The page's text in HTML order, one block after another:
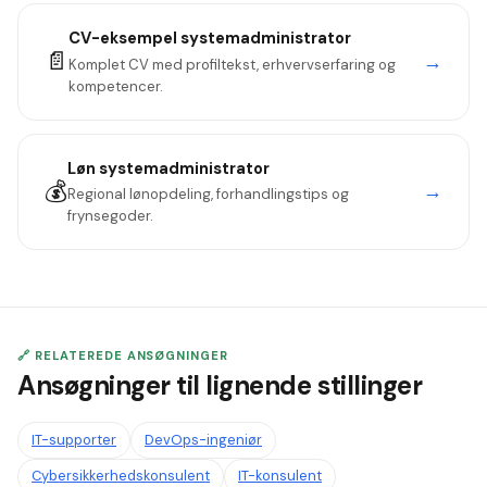
📄
CV-eksempel systemadministrator
Komplet CV med profiltekst, erhvervserfaring og
kompetencer.
→
💰
Løn systemadministrator
Regional lønopdeling, forhandlingstips og
frynsegoder.
→
🔗 RELATEREDE ANSØGNINGER
Ansøgninger til lignende stillinger
IT-supporter
DevOps-ingeniør
Cybersikkerhedskonsulent
IT-konsulent